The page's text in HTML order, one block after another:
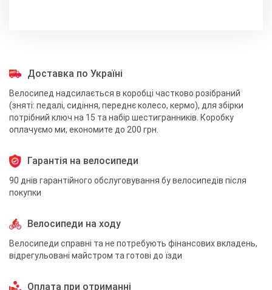
Доставка по Україні
Велосипед надсилається в коробці частково розібраний
(зняті: педалі, сидіння, переднє колесо, кермо), для збірки
потрібний ключ на 15 та набір шестигранників. Коробку
оплачуємо ми, економите до 200 грн.
Гарантія на велосипеди
90 днів гарантійного обслуговування бу велосипедів після
покупки
Велосипеди на ходу
Велосипеди справні та не потребують фінансових вкладень,
відрегульовані майстром та готові до їзди
Оплата при отриманні